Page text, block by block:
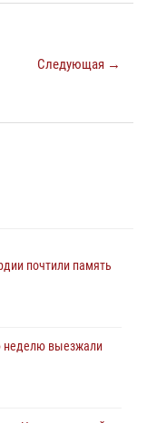
Следующая →
почтили память
неделю выезжали